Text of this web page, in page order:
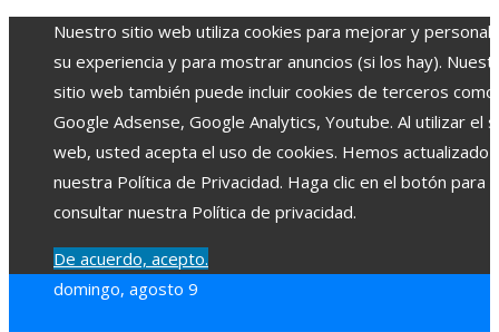
Nuestro sitio web utiliza cookies para mejorar y
su experiencia y para mostrar anuncios (si los hay).
sitio web también puede incluir cookies de terceros como
Google Adsense, Google Analytics, Youtube. Al utilizar el
web, usted acepta el uso de cookies. Hemos actualizado
nuestra Política de Privacidad. Haga clic en el botón para
consultar nuestra Política de privacidad.
De acuerdo, acepto.
domingo, agosto 9